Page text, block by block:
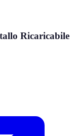
Ricaricabile